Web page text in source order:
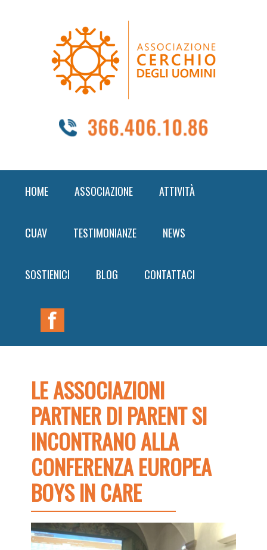
navigation
HOME ASSOCIAZIONE ATTIVITÀ
CUAV TESTIMONIANZE NEWS
SOSTIENICI BLOG CONTATTACI
Nav
Widget
LE ASSOCIAZIONI
PARTNER DI PARENT SI
INCONTRANO ALLA
CONFERENZA EUROPEA
BOYS IN CARE